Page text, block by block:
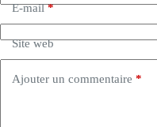
E-mail*
Site web
Ajouter un commentaire *
v
e